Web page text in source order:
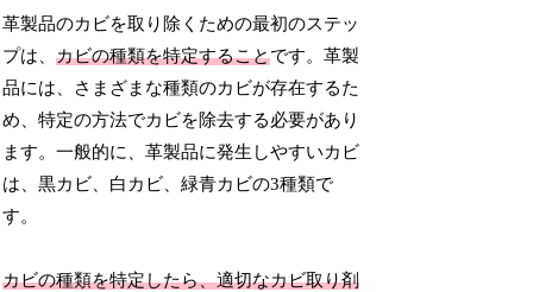
革製品のカビを取り除くための最初のステッ
プは、カビの種類を特定することです。革製
品には、さまざまな種類のカビが存在するた
め、特定の方法でカビを除去する必要があり
ます。一般的に、革製品に発生しやすいカビ
は、黒カビ、白カビ、緑青カビの3種類で
す。
カビの種類を特定したら、適切なカビ取り剤